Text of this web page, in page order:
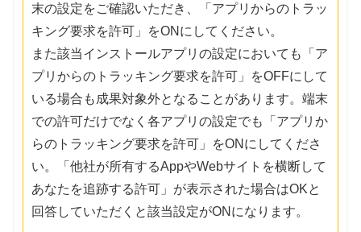
末の設定をご確認いただき、「アプリからのトラッ
キング要求を許可」をONにしてください。
また該当インストールアプリの設定においても「ア
プリからのトラッキング要求を許可」をOFFにして
いる場合も成果対象外となることがあります。端末
での許可だけでなく各アプリの設定でも「アプリか
らのトラッキング要求を許可」をONにしてくださ
い。「他社が所有するAppやWebサイトを横断して
あなたを追跡する許可」が表示された場合はOKと
回答していただくと該当設定がONになります。